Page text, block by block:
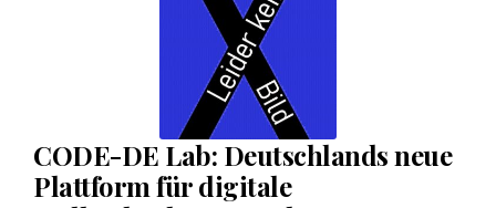
CODE-DE Lab: Deutschlands neue
Plattform für digitale